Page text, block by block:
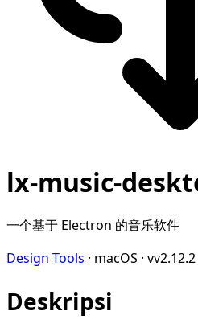
lx-music-
一个基于 Electron 的音乐软件
Design Tools · macOS · vv2.12.2
Deskripsi